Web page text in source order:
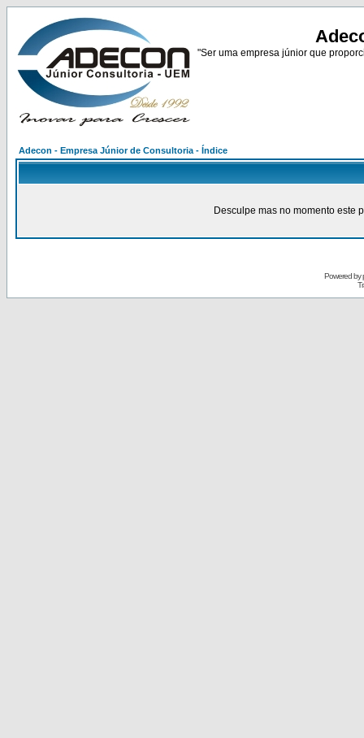
"Ser uma empresa júnior que
Adecon - Empresa Júnior de Consultoria - Índice
Desculpe mas no momento este
Powered by